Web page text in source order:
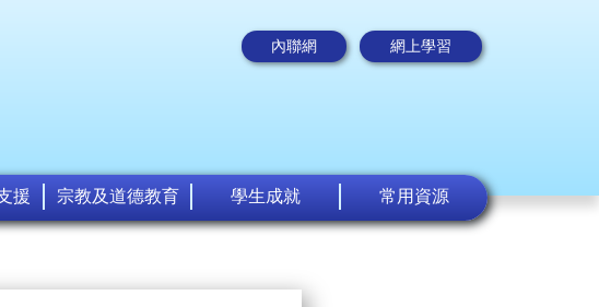
內聯網 網上學習
援 宗教及道德教育 學生成就 常用資源